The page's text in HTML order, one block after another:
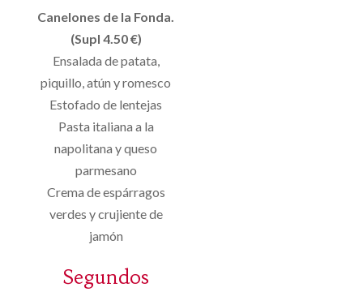
Canelones de la Fonda.
(Supl 4.50 €)
Ensalada de patata,
piquillo, atún y romesco
Estofado de lentejas
Pasta italiana a la
napolitana y queso
parmesano
Crema de espárragos
verdes y crujiente de
jamón
Segundos